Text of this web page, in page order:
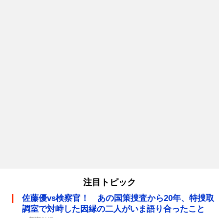
注目トピック
佐藤優vs検察官！ あの国策捜査から20年、特捜取
調室で対峙した因縁の二人がいま語り合ったこと